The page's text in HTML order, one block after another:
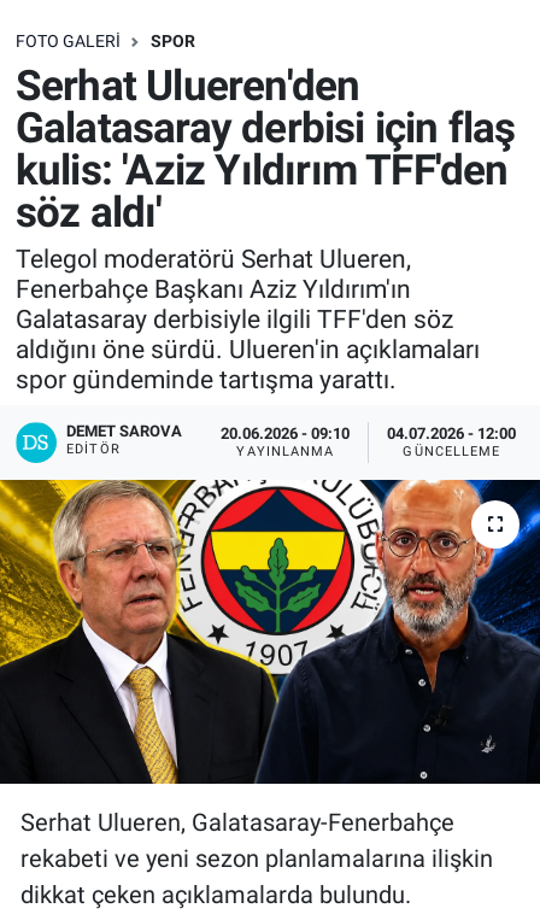
FOTO GALERI SPOR
Serhat Ulueren'den
Galatasaray derbisi için flaş
kulis: 'Aziz Yıldırım TFF'den
söz aldı'
Telegol moderatörü Serhat Ulueren,
Fenerbahçe Başkanı Aziz Yıldırım'ın
Galatasaray derbisiyle ilgili TFF'den söz
aldığını öne sürdü. Ulueren'in açıklamaları
spor gündeminde tartışma yarattı.
DEMET SAROVA
EDITÖR
20.06.2026 - 09:10
YAYINLANMA
04.07.2026 - 12:00
GÜNCELLEME
Serhat Ulueren, Galatasaray-Fenerbahçe
rekabeti ve yeni sezon planlamalarına ilişkin
dikkat çeken açıklamalarda bulundu.
SAĞLIK
EKONOMİ
EĞİTİM
ÖZEL HABER
Keşfet
ASTROLOJİ
RESMİ İLANLAR
İLAN
Bize ulaşın
İletişim/Künye
Yaşam
Gözden Kaçmasın
İletişim (Künye)